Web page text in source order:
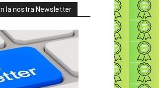
la nostra Newsletter